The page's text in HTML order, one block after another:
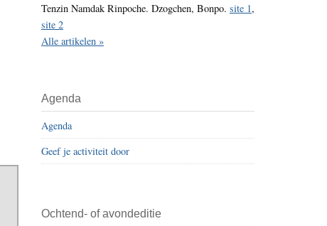
Tenzin Namdak Rinpoche. Dzogchen, Bonpo. site 1,
site 2
Alle artikelen »
Agenda
Agenda
Geef je activiteit door
Ochtend- of avondeditie